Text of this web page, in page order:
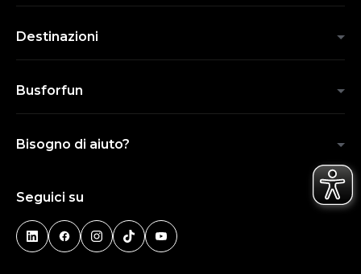
Destinazioni
Busforfun
Bisogno di aiuto?
Seguici su